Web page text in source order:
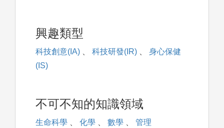
興趣類型
科技創意(IA) 、 科技研發(IR) 、
身心保健
(IS)
不可不知的知識領域
生命科學 、 化學 、 數學 、 管理